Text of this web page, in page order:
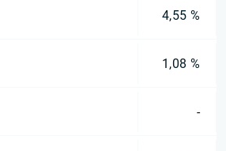
4,55 %
1,08 %
-